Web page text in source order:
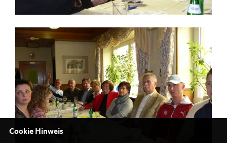
Cookie Hinweis